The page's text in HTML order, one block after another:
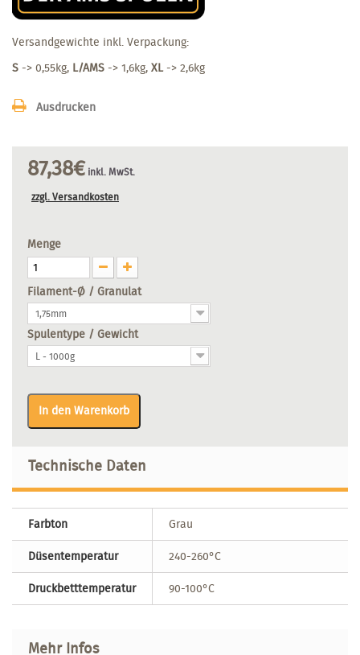
Versandgewichte inkl. Verpackung:
S -> 0,55kg, L/AMS -> 1,6kg, XL-> 2,6kg
Ausdrucken
87,38€ inkl. MwSt.
zzgl. Versandkosten
Menge
Filament-Ø / Granulat
1,75mm
Spulentype / Gewicht
L - 1000g
In den Warenkorb
Technische Daten
Farbton
Grau
Düsentemperatur
240-260°C
Druckbetttemperatur
90-100°C
Mehr Infos